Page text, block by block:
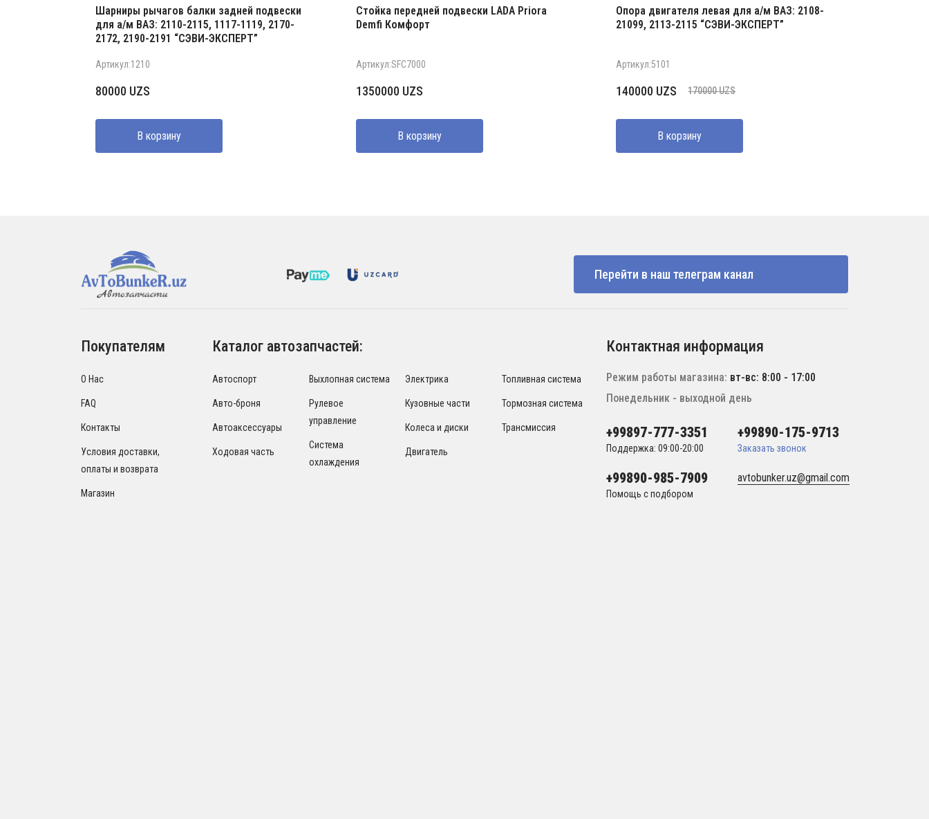
Шарниры рычагов балки задней подвески
для а/м ВАЗ: 2110-2115, 1117-1119, 2170-
2172, 2190-2191 “СЭВИ-ЭКСПЕРТ”
Артикул:1210
80000 UZS
В корзину
Стойка передней подвески LADA Priora
Demfi Комфорт
Артикул:SFC7000
1350000 UZS
В корзину
Опора двигателя левая для а/м ВАЗ: 2108-
21099, 2113-2115 “СЭВИ-ЭКСПЕРТ”
Артикул:5101
170000UZS
Первоначальная
составляла
170000 UZS.
140000 UZS
Текущая
140000 UZS.
В корзину
Перейти в наш телеграм канал
Покупателям
О Нас
FAQ
Контакты
Условия доставки,
оплаты и возврата
Магазин
Каталог автозапчастей:
Автоспорт
Авто-броня
Автоаксессуары
Ходовая часть
Выхлопная система
Рулевое
управление
Система
охлаждения
Электрика
Кузовные части
Колеса и диски
Двигатель
Топливная система
Тормозная система
Трансмиссия
Контактная информация
Режим работы магазина: вт-вс: 8:00 - 17:00
Понедельник - выходной день
+99897-777-3351
Поддержка: 09:00-20:00
+99890-175-9713
Заказать звонок
+99890-985-7909
Помощь с подбором
avtobunker.uz@gmail.com